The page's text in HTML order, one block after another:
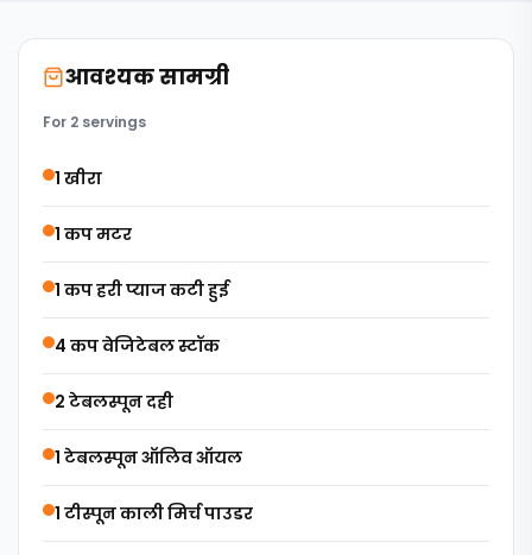
आवश्यक सामग्री
For 2 servings
1 खीरा
1 कप मटर
1 कप हरी प्याज कटी हुई
4 कप वेजिटेबल स्टॉक
2 टेबलस्पून दही
1 टेबलस्पून ऑलिव ऑयल
1 टीस्पून काली मिर्च पाउडर